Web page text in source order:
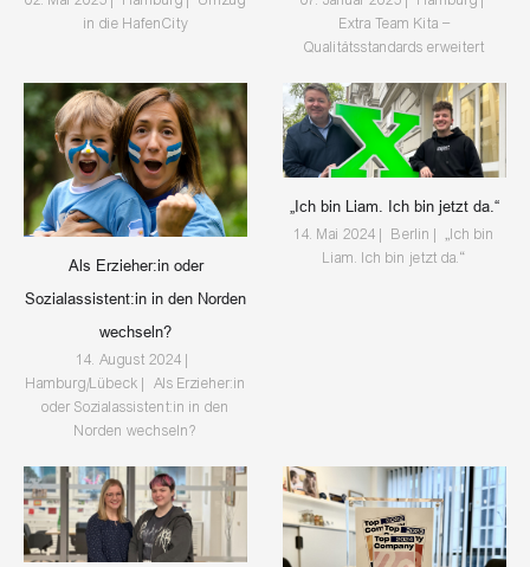
in die HafenCity
Extra Team Kita –
Qualitätsstandards erweitert
Als Erzieher:in oder
Sozialassistent:in in den Norden
wechseln?
14. August 2024 |
Hamburg/Lübeck | Als Erzieher:in
oder Sozialassistent:in in den
Norden wechseln?
„Ich bin Liam. Ich bin jetzt da.“
14. Mai 2024 | Berlin | „Ich bin
Liam. Ich bin jetzt da.“